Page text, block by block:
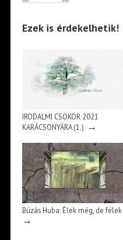
Ezek is érdekelhetik!
IRODALMI CSOKOR 2021
KARÁCSONYÁRA (1.) →
Búzás Huba: Élek még, de félek
→